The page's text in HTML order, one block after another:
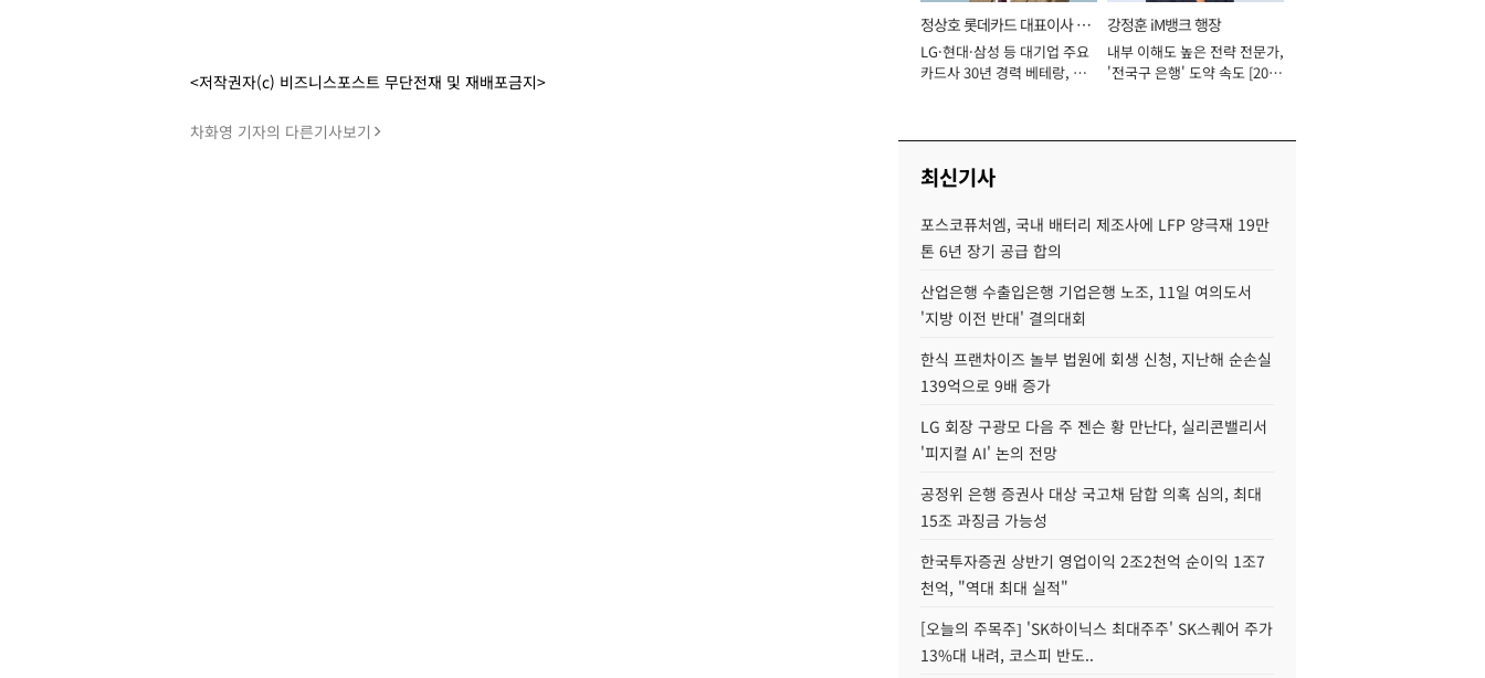
<저작권자(c) 비즈니스포스트 무단전재 및 재배포금지>
차화영 기자의 다른기사보기
정상호 롯데카드 대표이사 사
장
LG·현대·삼성 등 대기업 주요
카드사 30년 경력 베테랑, 신
강정훈 iM뱅크 행장
내부 이해도 높은 전략 전문가,
'전국구 은행' 도약 속도 [2026
최신기사
포스코퓨처엠, 국내 배터리 제조사에 LFP 양극재 19만
톤 6년 장기 공급 합의
산업은행 수출입은행 기업은행 노조, 11일 여의도서
'지방 이전 반대' 결의대회
한식 프랜차이즈 놀부 법원에 회생 신청, 지난해 순손실
139억으로 9배 증가
LG 회장 구광모 다음 주 젠슨 황 만난다, 실리콘밸리서
'피지컬 AI' 논의 전망
공정위 은행 증권사 대상 국고채 담합 의혹 심의, 최대
15조 과징금 가능성
한국투자증권 상반기 영업이익 2조2천억 순이익 1조7
천억, "역대 최대 실적"
[오늘의 주목주] 'SK하이닉스 최대주주' SK스퀘어 주가
13%대 내려, 코스피 반도..